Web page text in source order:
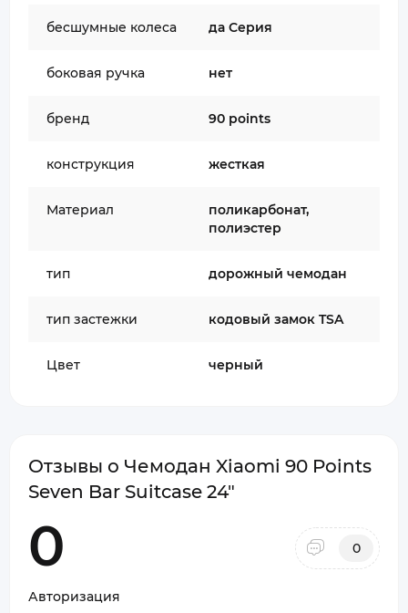
бесшумные колеса да Серия
боковая ручка нет
бренд 90 points
конструкция жесткая
Материал
поликарбонат,
полиэстер
тип дорожный чемодан
тип застежки кодовый замок TSA
Цвет черный
Отзывы о Чемодан Xiaomi 90 Points
Seven Bar Suitcase 24"
0 0
Авторизация